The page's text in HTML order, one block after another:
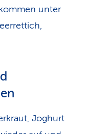
unter
Joghurt